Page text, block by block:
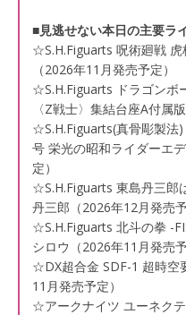
■見逃せない本日の主要ラ
☆S.H.Figuarts 呪術廻戦
（2026年11月発売予定）
☆S.H.Figuarts ドラゴンボ
〈Z戦士〉集結台座A付属
☆S.H.Figuarts(真骨彫製法
号 栄光の昭和ライダーエ
定）
☆S.H.Figuarts 東島丹三郎
丹三郎（2026年12月発売予
☆S.H.Figuarts 北斗の拳 -
シロウ（2026年11月発売予
☆DX超合金 SDF-1 超時空
11月発売予定）
☆アークナイツ ユーネク